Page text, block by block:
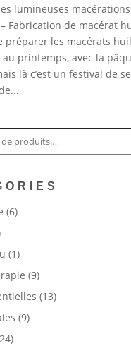
lumineuses
Fabrication de macérat
préparer les macérats
au printemps, avec la
là c’est un festival de
66
produits
11
produit
99
produits
1313
99
24